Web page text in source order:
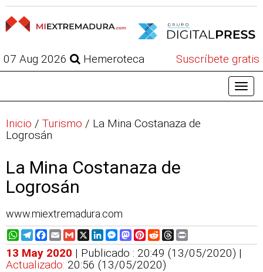
07 Aug 2026 Hemeroteca Suscríbete gratis
Inicio / Turismo / La Mina Costanaza de
Logrosán
La Mina Costanaza de
Logrosán
www.miextremadura.com
WhatsApp
Telegram
Facebook
EmailGmail
X LinkedIn
Messenger
Mastodon
Pinterest
RedditThreads
13 May 2020 | Publicado : 20:49 (13/05/2020) |
Actualizado: 20:56 (13/05/2020)